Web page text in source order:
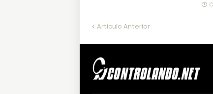
Artículo Anterior